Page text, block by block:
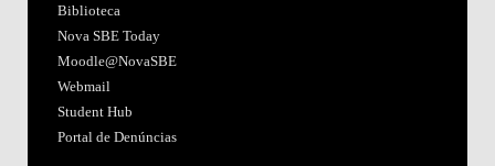
Biblioteca
Nova SBE Today
Moodle@NovaSBE
Webmail
Student Hub
Portal de Denúncias